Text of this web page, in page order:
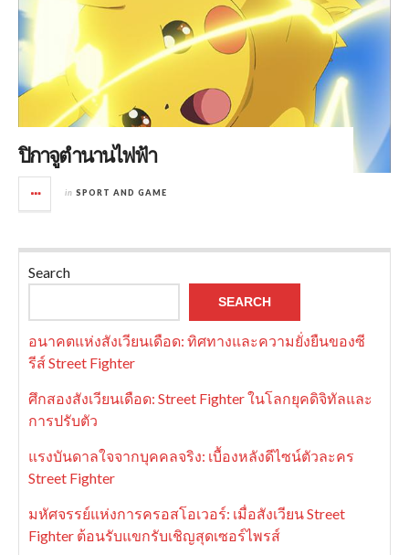
ปิกาจูตำนานไฟฟ้า
in SPORT AND GAME
Search
SEARCH
อนาคตแห่งสังเวียนเดือด: ทิศทางและความยั่งยืนของซี
รีส์ Street Fighter
ศึกสองสังเวียนเดือด: Street Fighter ในโลกยุคดิจิทัลและ
การปรับตัว
แรงบันดาลใจจากบุคคลจริง: เบื้องหลังดีไซน์ตัวละคร
Street Fighter
มหัศจรรย์แห่งการครอสโอเวอร์: เมื่อสังเวียน Street
Fighter ต้อนรับแขกรับเชิญสุดเซอร์ไพรส์